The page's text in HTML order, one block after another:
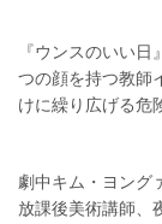
『ウンスのいい
つの顔を持つ教師
けに繰り広げる危
劇中キム・ヨング
放課後美術講師、